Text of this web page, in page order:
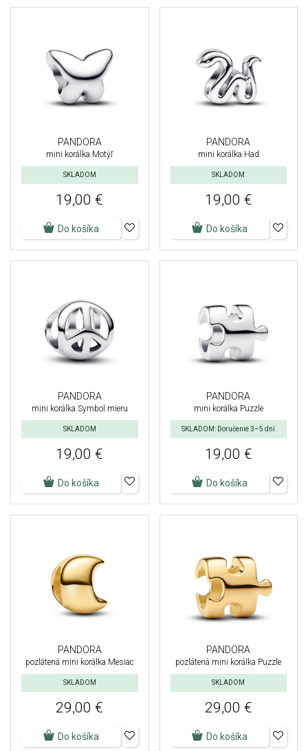
PANDORA
mini korálka Motýľ
SKLADOM
19,00 €
Do košíka
PANDORA
mini korálka Had
SKLADOM
19,00 €
Do košíka
PANDORA
mini korálka Symbol mieru
SKLADOM
19,00 €
Do košíka
PANDORA
mini korálka Puzzle
SKLADOM: Doručenie 3–5 dní
19,00 €
Do košíka
PANDORA
pozlátená mini korálka Mesiac
SKLADOM
29,00 €
Do košíka
PANDORA
pozlátená mini korálka Puzzle
SKLADOM
29,00 €
Do košíka